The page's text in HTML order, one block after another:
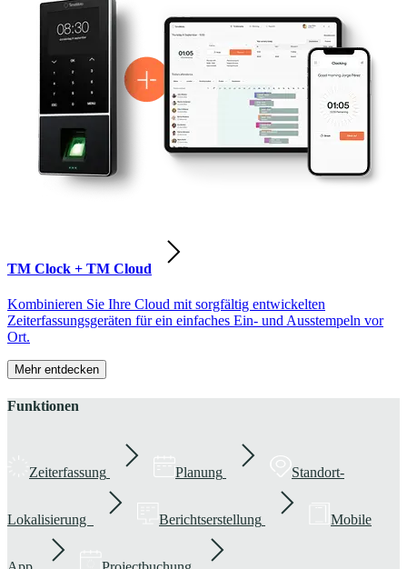
TM Clock + TM Cloud
Kombinieren Sie Ihre Cloud mit sorgfältig entwickelten
Zeiterfassungsgeräten für ein einfaches Ein- und Ausstempeln vor
Ort.
Mehr entdecken
Funktionen
Zeiterfassung Planung Standort-
Lokalisierung Berichtserstellung Mobile